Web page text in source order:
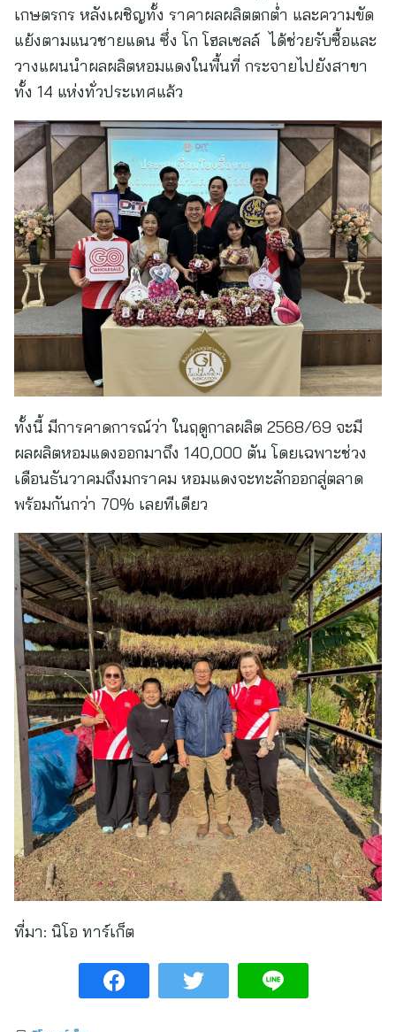
เกษตรกร หลังเผชิญทั้ง ราคาผลผลิตตกต่ำ และความขัด
แย้งตามแนวชายแดน ซึ่ง โก โฮลเซลล์ ได้ช่วยรับซื้อและ
วางแผนนำผลผลิตหอมแดงในพื้นที่ กระจายไปยังสาขา
ทั้ง 14 แห่งทั่วประเทศแล้ว
ทั้งนี้ มีการคาดการณ์ว่า ในฤดูกาลผลิต 2568/69 จะมี
ผลผลิตหอมแดงออกมาถึง 140,000 ตัน โดยเฉพาะช่วง
เดือนธันวาคมถึงมกราคม หอมแดงจะทะลักออกสู่ตลาด
พร้อมกันกว่า 70% เลยทีเดียว
ที่มา: นิโอ ทาร์เก็ต